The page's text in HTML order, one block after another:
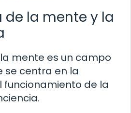
de la mente y la
mente es un campo
se centra en la
funcionamiento de la